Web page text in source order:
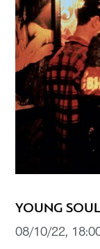
YOUNG
08/10/22,